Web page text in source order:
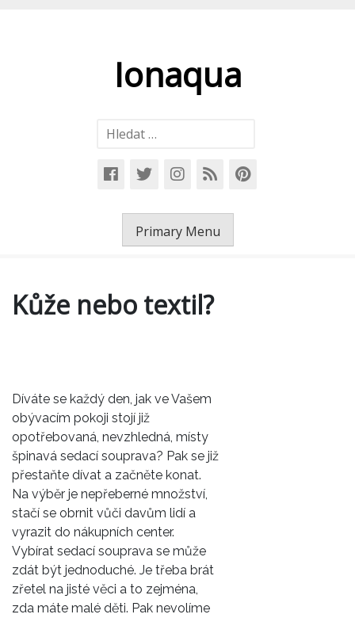
Ionaqua
Vyhledávání
Primary Menu
Kůže nebo textil?
Díváte se každý den, jak ve Vašem
obývacím pokoji stojí již
opotřebovaná, nevzhledná, místy
špinavá sedací souprava? Pak se již
přestaňte dívat a začněte konat.
Na výběr je nepřeberné množství,
stačí se obrnit vůči davům lidí a
vyrazit do nákupních center.
Vybírat sedací souprava se může
zdát být jednoduché. Je třeba brát
zřetel na jisté věci a to zejména,
zda máte malé děti. Pak nevolíme